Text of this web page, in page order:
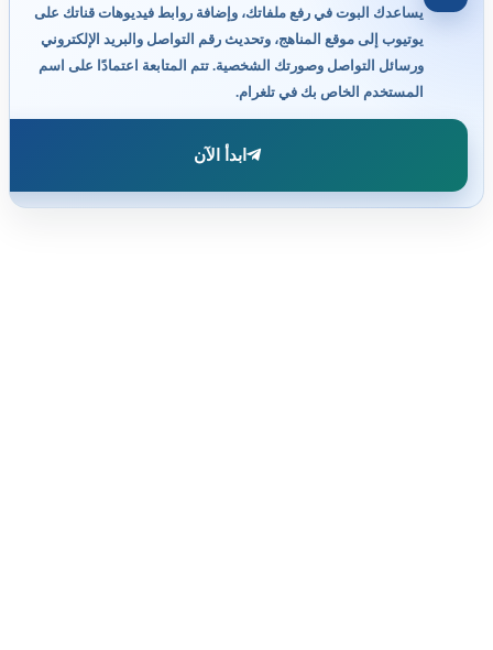
يساعدك البوت في رفع ملفاتك، وإضافة روابط فيديوهات قناتك على
يوتيوب إلى موقع المناهج، وتحديث رقم التواصل والبريد الإلكتروني
ورسائل التواصل وصورتك الشخصية. تتم المتابعة اعتمادًا على اسم
المستخدم الخاص بك في تلغرام.
ابدأ الآن